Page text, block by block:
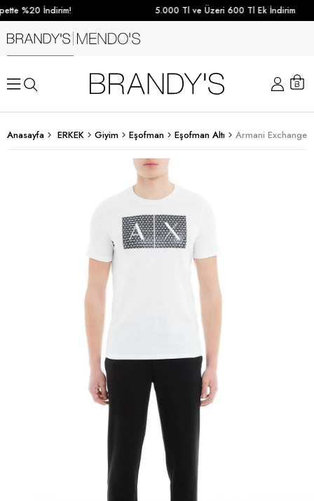
%20 İndirim! 5.000 Tl ve Üzeri 600 Tl Ek İndirim
Anasayfa ERKEK Giyim Eşofman Eşofman Altı Armani Exchange